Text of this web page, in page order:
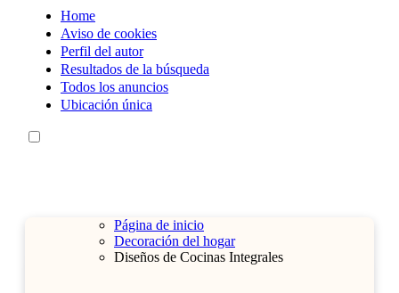
Home
Aviso de cookies
Perfil del autor
Resultados de la búsqueda
Todos los anuncios
Ubicación única
Página de inicio
Decoración del hogar
Diseños de Cocinas Integrales